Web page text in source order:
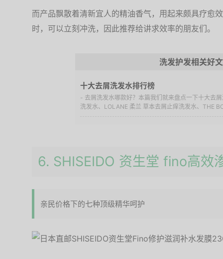
而产品飘散着清新宜人的精油香气，用起来颇具疗愈
时，可以立刻冲洗，因此推荐给讲求效率的朋友们。
洗发护发相关好
十大去屑洗发水排行榜
- 去屑洗发水哪款好？本篇我们就来盘点一下十大去
洗发水、LOLANE 柔兰 草本去屑止痒洗发水、THE
6. SHISEIDO 资生堂 fino高效
亲民价格下的七种顶级精华呵护